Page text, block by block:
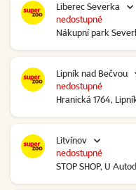
Liberec Severka
Nákupní park
nedostupné
Lipník nad Bečvou
Hranická 1764,
nedostupné
Litvínov
STOP SHOP, U
nedostupné